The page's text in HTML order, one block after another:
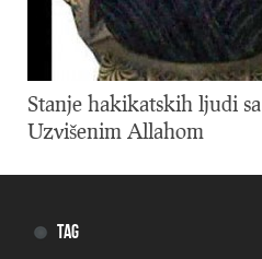
Stanje hakikatskih ljudi sa
Uzvišenim Allahom
TAG